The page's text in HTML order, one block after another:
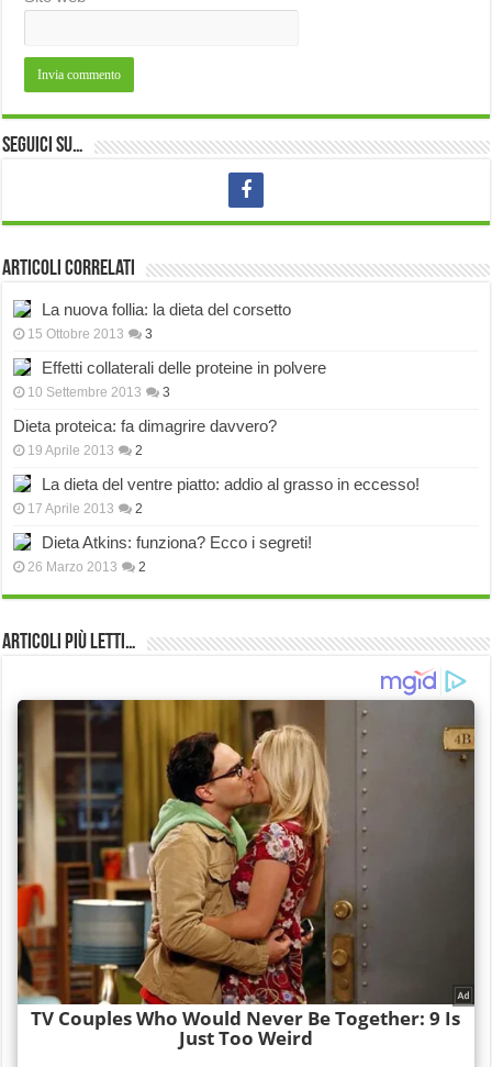
Seguici su…
Articoli correlati
La nuova follia: la dieta del corsetto
15 Ottobre 2013 3
Effetti collaterali delle proteine in polvere
10 Settembre 2013 3
Dieta proteica: fa dimagrire davvero?
19 Aprile 2013 2
La dieta del ventre piatto: addio al grasso in eccesso!
17 Aprile 2013 2
Dieta Atkins: funziona? Ecco i segreti!
26 Marzo 2013 2
Articoli più Letti…